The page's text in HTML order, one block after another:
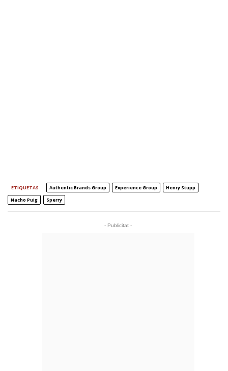
ETIQUETAS Authentic Brands Group Experience Group
Henry Stupp
Nacho Puig
Sperry
- Publicitat -